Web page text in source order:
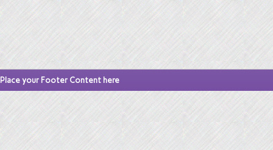
Place your Footer Content here